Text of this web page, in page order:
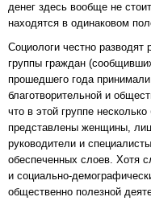
денег здесь вообще не
находятся в одинаковом
Социологи честно разводят
группы граждан
прошедшего года
благотворительной и
что в этой группе
представлены женщины,
руководители и
обеспеченных слоев. Хотя
и социально-
общественно полезной